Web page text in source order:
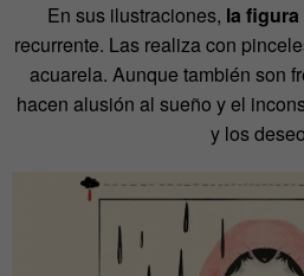
En sus ilustraciones, la
recurrente. Las realiza con
acuarela. Aunque también son
hacen alusión al sueño y el
y los